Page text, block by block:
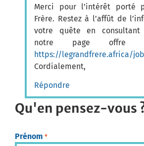
Merci pour l’intérêt porté
Frère. Restez à l’affût de
votre quête en consultant
notre page offre
https://legrandfrere.africa/
Cordialement,
Répondre
Qu'en pensez-vous
Prénom *